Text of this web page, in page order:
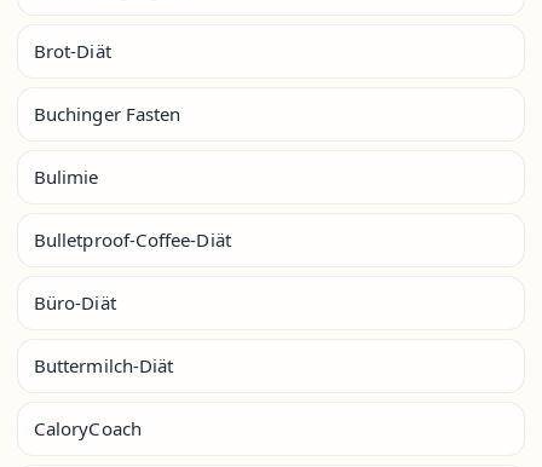
Brot-Diät
Buchinger Fasten
Bulimie
Bulletproof-Coffee-Diät
Büro-Diät
Buttermilch-Diät
CaloryCoach